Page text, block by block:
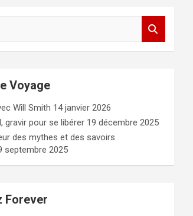
Voyage
Will Smith 14 janvier 2026
gravir pour se libérer 19 décembre 2025
des mythes et des savoirs
septembre 2025
Forever